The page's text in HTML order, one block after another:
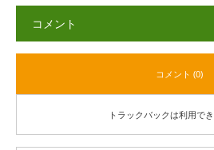
コメント
コメント (0)
トラックバックは利用でき